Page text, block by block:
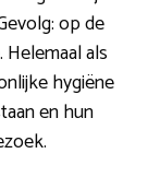
op de
als
hygiëne
en hun